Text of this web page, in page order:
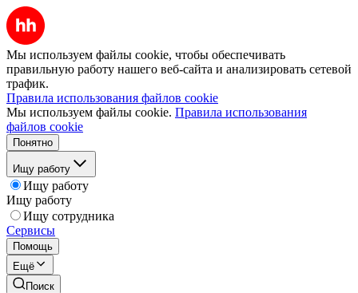
Мы используем файлы cookie, чтобы обеспечивать
правильную работу нашего веб-сайта и анализировать сетевой
трафик.
Правила использования файлов cookie
Мы используем файлы cookie. Правила использования
файлов cookie
Понятно
Ищу работу
Ищу работу
Ищу работу
Ищу сотрудника
Сервисы
Помощь
Ещё
Поиск